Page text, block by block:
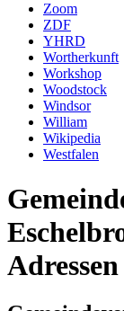
Zoom
ZDF
YHRD
Wortherkunft
Workshop
Woodstock
Windsor
William
Wikipedia
Westfalen